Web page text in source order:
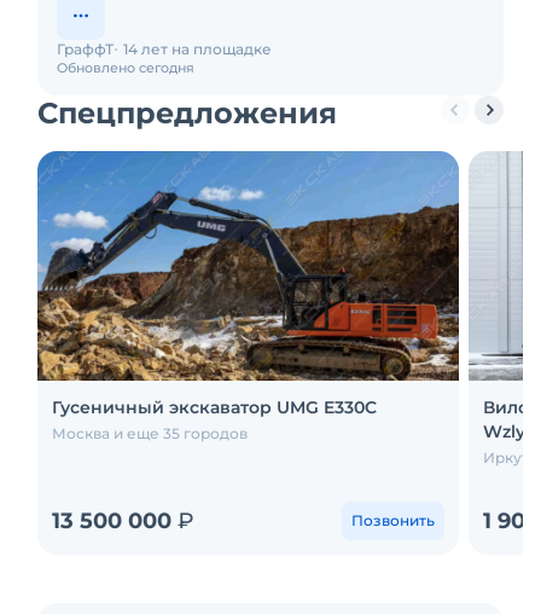
Обновлено сегодня
ГраффТ 14 лет на площадке
Спецпредложения
Гусеничный экскаватор UMG E330C
Москва и еще 35 городов
13 500 000 ₽ Позвонить
Wzly
1